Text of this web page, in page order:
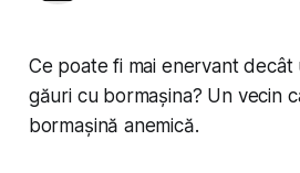
Ce poate fi mai enervant decât
găuri cu bormașina? Un vecin
bormașină anemică.